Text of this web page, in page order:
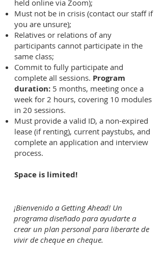
held online via Zoom);
Must not be in crisis (contact our staff if
you are unsure);
Relatives or relations of any
participants cannot participate in the
same class;
Commit to fully participate and
complete all sessions. Program
duration: 5 months, meeting once a
week for 2 hours, covering 10 modules
in 20 sessions.
Must provide a valid ID, a non-expired
lease (if renting), current paystubs, and
complete an application and interview
process.
Space is limited!
¡Bienvenido a Getting Ahead! Un
programa diseñado para ayudarte a
crear un plan personal para liberarte de
vivir de cheque en cheque.